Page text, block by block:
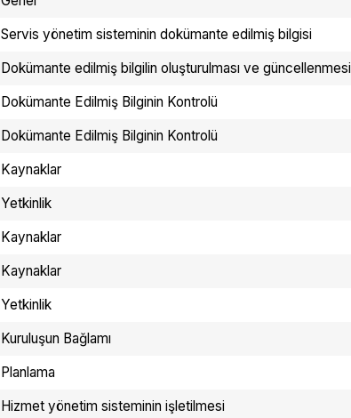
Servis yönetim sisteminin dokümante edilmiş bilgisi
Dokümante edilmiş bilgilin oluşturulması ve güncellenmesi
Dokümante Edilmiş Bilginin Kontrolü
Dokümante Edilmiş Bilginin Kontrolü
Kaynaklar
Yetkinlik
Kaynaklar
Kaynaklar
Yetkinlik
Kuruluşun Bağlamı
Planlama
Hizmet yönetim sisteminin işletilmesi